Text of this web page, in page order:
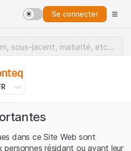
Se connecter
dans ce Site Web sont
personnes résidant ou ayant leur